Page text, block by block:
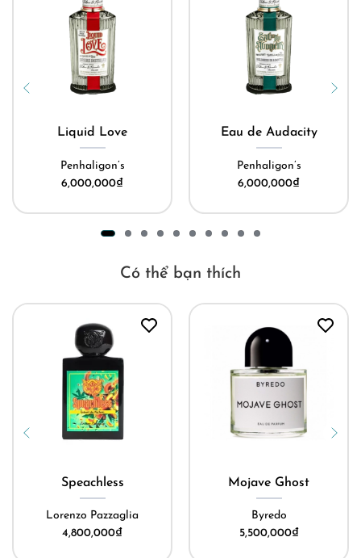
Liquid Love
Penhaligon’s
6,000,000₫
Eau de Audacity
Penhaligon’s
6,000,000₫
Có thể bạn thích
Speachless
Lorenzo Pazzaglia
4,800,000₫
Mojave Ghost
Byredo
5,500,000₫